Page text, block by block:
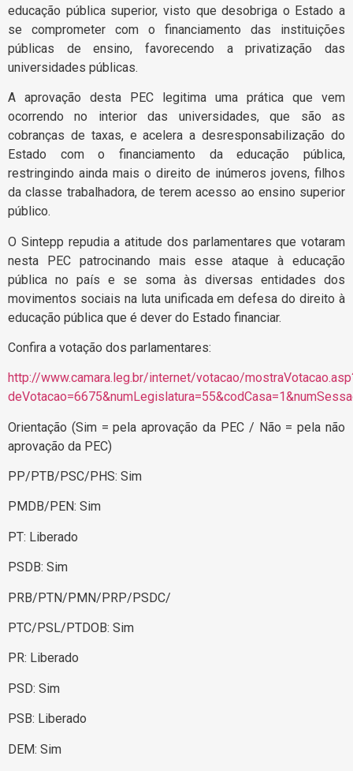
educação pública superior, visto que desobriga o Estado a
se comprometer com o financiamento das instituições
públicas de ensino, favorecendo a privatização das
universidades públicas.
A aprovação desta PEC legitima uma prática que vem
ocorrendo no interior das universidades, que são as
cobranças de taxas, e acelera a desresponsabilização do
Estado com o financiamento da educação pública,
restringindo ainda mais o direito de inúmeros jovens, filhos
da classe trabalhadora, de terem acesso ao ensino superior
público.
O Sintepp repudia a atitude dos parlamentares que votaram
nesta PEC patrocinando mais esse ataque à educação
pública no país e se soma às diversas entidades dos
movimentos sociais na luta unificada em defesa do direito à
educação pública que é dever do Estado financiar.
Confira a votação dos parlamentares:
http://www.camara.leg.br/internet/votacao/
Orientação (Sim = pela aprovação da PEC / Não = pela não
aprovação da PEC)
PP/PTB/PSC/PHS: Sim
PMDB/PEN: Sim
PT: Liberado
PSDB: Sim
PRB/PTN/PMN/PRP/PSDC/
PTC/PSL/PTDOB: Sim
PR: Liberado
PSD: Sim
PSB: Liberado
DEM: Sim